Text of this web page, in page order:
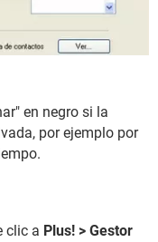
en negro si la
por ejemplo por
clic a Plus! > Gestor